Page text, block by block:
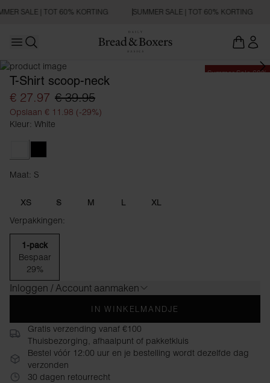
SALE | TOT 60% KORTING SUMMER SALE | TOT 60% KORTING
Open main menu
Summer Sale 60%
T-Shirt scoop-neck
€ 27.97 € 39.95
Opslaan € 11.98 (-29%)
Kleur: White
Maat: S
XS S M L XL
Verpakkingen:
1-pack
Bespaar
29%
Inloggen / Account aanmaken
IN WINKELMANDJE
Gratis verzending vanaf €100
Thuisbezorging, afhaalpunt of pakketkluis
Bestel vóór 12:00 uur en je bestelling wordt dezelfde dag
verzonden
30 dagen retourrecht